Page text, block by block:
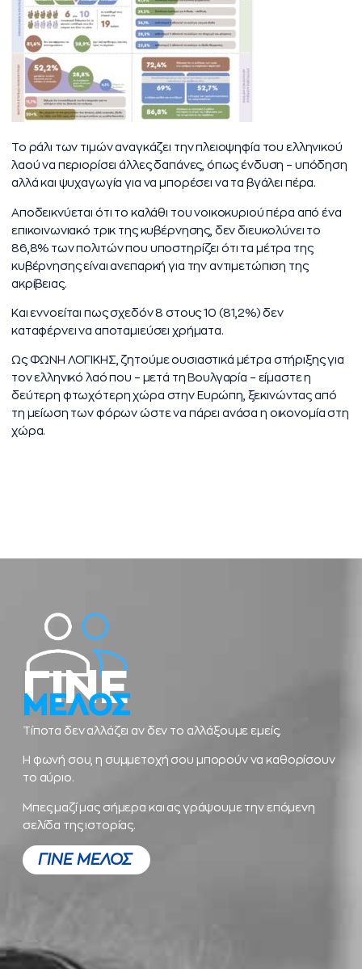
Το ράλι των τιμών αναγκάζει την πλειοψηφία του ελληνικού
λαού να περιορίσει άλλες δαπάνες, όπως ένδυση – υπόδηση
αλλά και ψυχαγωγία για να μπορέσει να τα βγάλει πέρα.
Αποδεικνύεται ότι το καλάθι του νοικοκυριού πέρα από ένα
επικοινωνιακό τρικ της κυβέρνησης, δεν διευκολύνει τo
86,8% των πολιτών που υποστηρίζει ότι τα μέτρα της
κυβέρνησης είναι ανεπαρκή για την αντιμετώπιση της
ακρίβειας.
Και εννοείται πως σχεδόν 8 στους 10 (81,2%) δεν
καταφέρνει να αποταμιεύσει χρήματα.
Ως ΦΩΝΗ ΛΟΓΙΚΗΣ, ζητούμε ουσιαστικά μέτρα στήριξης για
τον ελληνικό λαό που – μετά τη Βουλγαρία – είμαστε η
δεύτερη φτωχότερη χώρα στην Ευρώπη, ξεκινώντας από
τη μείωση των φόρων ώστε να πάρει ανάσα η οικονομία στη
χώρα.
ΓΙΝΕ
ΜΕΛΟΣ
Τίποτα δεν αλλάζει αν δεν το αλλάξουμε εμείς.
Η φωνή σου, η συμμετοχή σου μπορούν να καθορίσουν
το αύριο.
Μπες μαζί μας σήμερα και ας γράψουμε την επόμενη
σελίδα της ιστορίας.
ΓΙΝΕ ΜΕΛΟΣ